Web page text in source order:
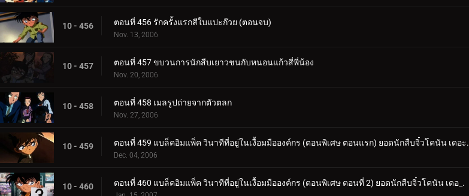
10 - 456 ตอนที่ 456 รักครั้งแรกสีใบแปะก๊วย (ตอนจบ)
Nov. 13, 2006
10 - 457 ตอนที่ 457 ขบวนการนักสืบเยาวชนกับหนอนแก้วสี่พี่น้อง
Nov. 20, 2006
10 - 458 ตอนที่ 458 เมลรูปถ่ายจากตัวตลก
Nov. 27, 2006
10 - 459 ตอนที่ 459 แบล็คอิมแพ็ค วินาทีที่อยู่ในเงื้อมมือองค์กร (ตอนพิเศษ ตอนแรก) ยอดนักสืบจิ๋วโคนัน เดอะ.
Dec. 04, 2006
10 - 460 ตอนที่ 460 แบล็คอิมแพ็ค วินาทีที่อยู่ในเงื้อมมือองค์กร (ตอนพิเศษ ตอนที่ 2) ยอดนักสืบจิ๋วโคนัน เดอ_.